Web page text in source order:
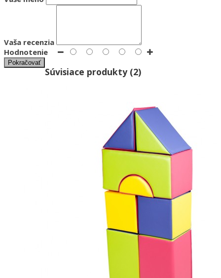
Vaša recenzia
Hodnotenie
Pokračovať
Súvisiace produkty (2)